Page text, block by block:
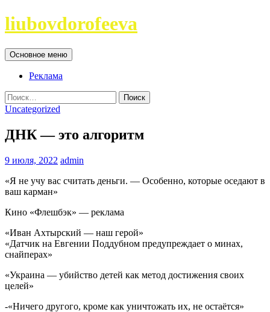
Перейти
к
liubovdorofeeva
Поиск
Основное меню
Реклама
Найти:
Uncategorized
ДНК — это алгоритм
9 июля, 2022 admin
«Я не учу вас считать деньги. — Особенно, которые оседают в
ваш карман»
Кино «Флешбэк» — реклама
«Иван Ахтырский — наш герой»
«Датчик на Евгении Поддубном предупреждает о минах,
снайперах»
«Украина — убийство детей как метод достижения своих
целей»
-«Ничего другого, кроме как уничтожать их, не остаётся»